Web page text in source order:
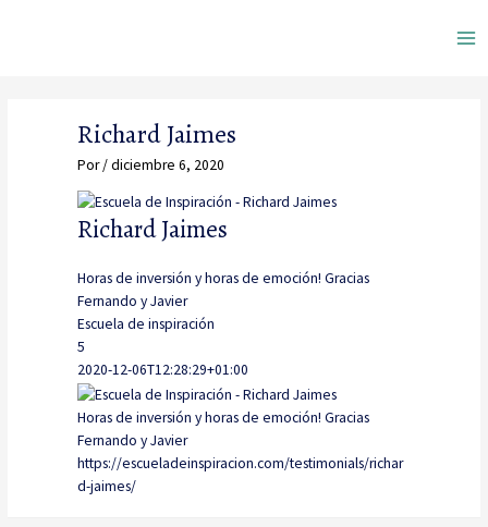
Richard Jaimes
Por/diciembre 6, 2020
Richard Jaimes
Horas de inversión y horas de emoción! Gracias
Fernando y Javier
Escuela de inspiración
5
2020-12-06T12:28:29+01:00
Horas de inversión y horas de emoción! Gracias
Fernando y Javier
https://escueladeinspiracion.com/testimonials/richar
d-jaimes/